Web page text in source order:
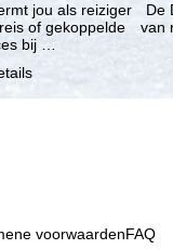
jou als reiziger
bij …
De
van
voorwaardenFAQ